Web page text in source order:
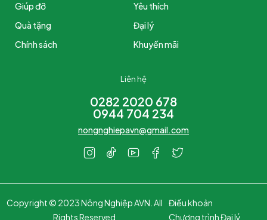
Giúp đỡ
Quà tặng
Chính sách
Yêu thích
Đại lý
Khuyến mãi
Liên hệ
0282 2020 678
0944 704 234
nongnghiepavn@gmail.com
Copyright © 2023 Nông Nghiệp AVN. All
Rights Reserved
Điều khoản
Chương trình Đại lý